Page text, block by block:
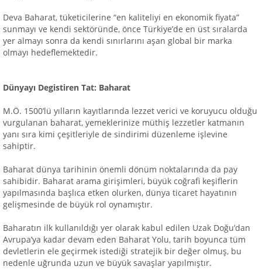
Deva Baharat, tüketicilerine “en kaliteliyi en ekonomik fiyata”
sunmayı ve kendi sektöründe, önce Türkiye’de en üst sıralarda
yer almayı sonra da kendi sınırlarını aşan global bir marka
olmayı hedeflemektedir.
Dünyayı Degistiren Tat: Baharat
M.Ö. 1500’lü yılların kayıtlarında lezzet verici ve koruyucu olduğu
vurgulanan baharat, yemeklerinize müthiş lezzetler katmanın
yanı sıra kimi çeşitleriyle de sindirimi düzenleme işlevine
sahiptir.
Baharat dünya tarihinin önemli dönüm noktalarında da pay
sahibidir. Baharat arama girişimleri, büyük coğrafi keşiflerin
yapılmasında başlıca etken olurken, dünya ticaret hayatının
gelişmesinde de büyük rol oynamıştır.
Baharatın ilk kullanıldığı yer olarak kabul edilen Uzak Doğu’dan
Avrupa’ya kadar devam eden Baharat Yolu, tarih boyunca tüm
devletlerin ele geçirmek istediği stratejik bir değer olmuş, bu
nedenle uğrunda uzun ve büyük savaşlar yapılmıştır.